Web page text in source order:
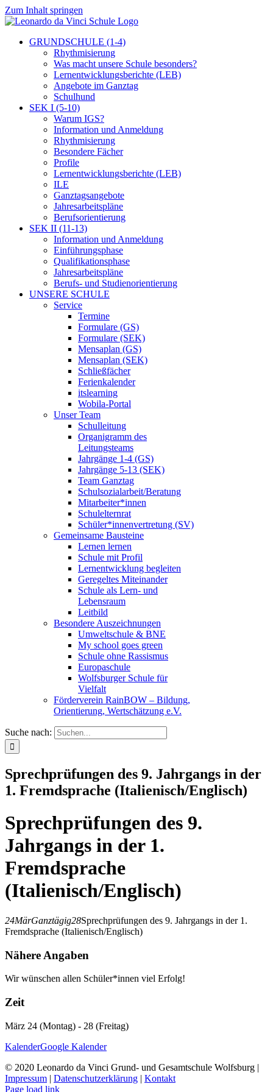
Zum Inhalt springen
GRUNDSCHULE (1-4)
Rhythmisierung
Was macht unsere Schule besonders?
Lernentwicklungsberichte (LEB)
Angebote im Ganztag
Schulhund
SEK I (5-10)
Warum IGS?
Information und Anmeldung
Rhythmisierung
Besondere Fächer
Profile
Lernentwicklungsberichte (LEB)
ILE
Ganztagsangebote
Jahresarbeitspläne
Berufsorientierung
SEK II (11-13)
Information und Anmeldung
Einführungsphase
Qualifikationsphase
Jahresarbeitspläne
Berufs- und Studienorientierung
UNSERE SCHULE
Service
Termine
Formulare (GS)
Formulare (SEK)
Mensaplan (GS)
Mensaplan (SEK)
Schließfächer
Ferienkalender
itslearning
Wobila-Portal
Unser Team
Schulleitung
Organigramm des
Leitungsteams
Jahrgänge 1-4 (GS)
Jahrgänge 5-13 (SEK)
Team Ganztag
Schulsozialarbeit/Beratung
Mitarbeiter*innen
Schulelternrat
Schüler*innenvertretung (SV)
Gemeinsame Bausteine
Lernen lernen
Schule mit Profil
Lernentwicklung begleiten
Geregeltes Miteinander
Schule als Lern- und
Lebensraum
Leitbild
Besondere Auszeichnungen
Umweltschule & BNE
My school goes green
Schule ohne Rassismus
Europaschule
Wolfsburger Schule für
Vielfalt
Förderverein RainBOW – Bildung,
Orientierung, Wertschätzung e.V.
Suche nach:
Sprechprüfungen des 9. Jahrgangs in der
1. Fremdsprache (Italienisch/Englisch)
Sprechprüfungen des 9.
Jahrgangs in der 1.
Fremdsprache
(Italienisch/Englisch)
24MärGanztägig28Sprechprüfungen des 9. Jahrgangs in der 1.
Fremdsprache (Italienisch/Englisch)
Nähere Angaben
Wir wünschen allen Schüler*innen viel Erfolg!
Zeit
März 24 (Montag) - 28 (Freitag)
KalenderGoogle Kalender
© 2020 Leonardo da Vinci Grund- und Gesamtschule Wolfsburg |
Impressum | Datenschutzerklärung | Kontakt
Page load link